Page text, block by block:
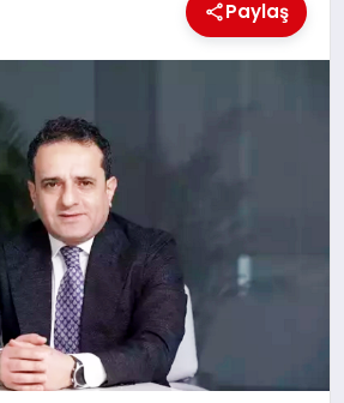
Paylaş